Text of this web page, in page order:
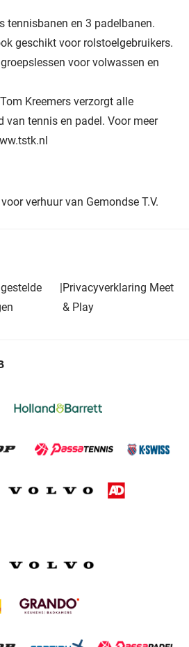
tennisbanen en 3 padelbanen.
geschikt voor rolstoelgebruikers.
voor volwassen en
Kreemers verzorgt alle
van tennis en padel. Voor meer
voor verhuur van Gemondse T.V.
|Privacyverklaring Meet
& Play